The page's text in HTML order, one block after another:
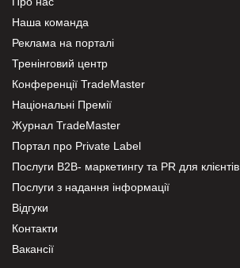
Наша команда
Реклама на порталі
Тренінговий центр
Конференції TradeMaster
Національні Премії
Журнал TradeMaster
Портал про Private Label
Послуги В2В- маркетингу та PR для клієнтів
Послуги з надання інформації
Відгуки
Контакти
Вакансії